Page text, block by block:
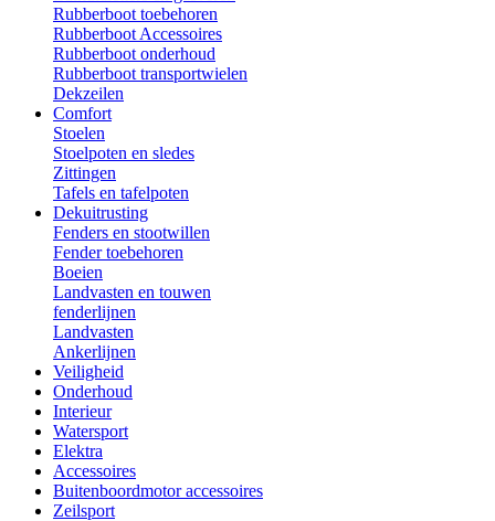
Rubberboot toebehoren
Rubberboot Accessoires
Rubberboot onderhoud
Rubberboot transportwielen
Dekzeilen
Comfort
Stoelen
Stoelpoten en sledes
Zittingen
Tafels en tafelpoten
Dekuitrusting
Fenders en stootwillen
Fender toebehoren
Boeien
Landvasten en touwen
fenderlijnen
Landvasten
Ankerlijnen
Veiligheid
Onderhoud
Interieur
Watersport
Elektra
Accessoires
Buitenboordmotor accessoires
Zeilsport